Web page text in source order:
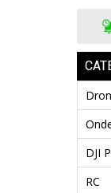
DJI
RC